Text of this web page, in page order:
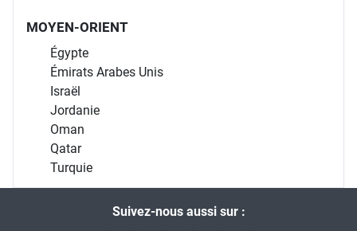
MOYEN-ORIENT
Égypte
Émirats Arabes Unis
Israël
Jordanie
Oman
Qatar
Turquie
Suivez-nous aussi sur :